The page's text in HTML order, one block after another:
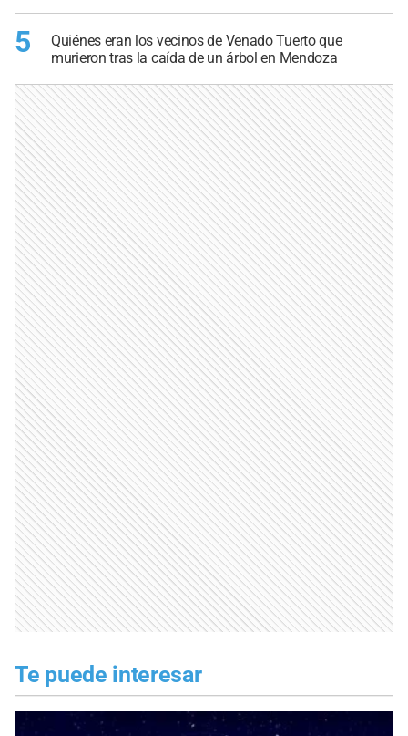
5
Quiénes eran los vecinos de Venado Tuerto que
murieron tras la caída de un árbol en Mendoza
Te puede interesar